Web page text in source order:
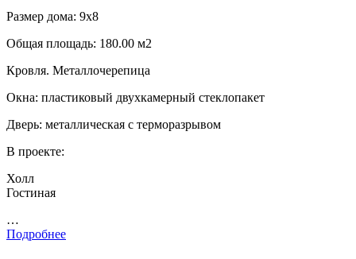
Размер дома: 9х8
Общая площадь: 180.00 м2
Кровля. Металлочерепица
Окна: пластиковый двухкамерный стеклопакет
Дверь: металлическая с терморазрывом
В проекте:
Холл
Гостиная
…
Подробнее